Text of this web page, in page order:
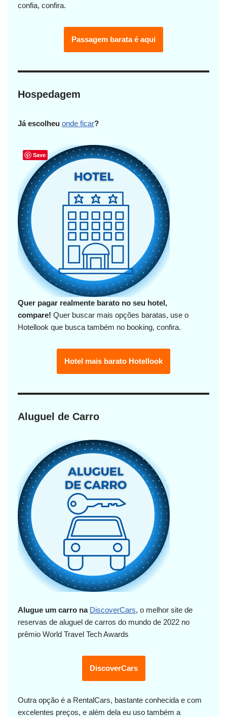
confia, confira.
Passagem barata é aqui
Hospedagem
Já escolheu onde ficar?
Quer pagar realmente barato no seu hotel,
compare! Quer buscar mais opções baratas, use o
Hotellook que busca também no booking, confira.
Hotel mais barato Hotellook
Aluguel de Carro
Alugue um carro na DiscoverCars, o melhor site de
reservas de aluguel de carros do mundo de 2022 no
prêmio World Travel Tech Awards
DiscoverCars
Outra opção é a RentalCars, bastante conhecida e com
excelentes preços, e além dela eu uso também a
Save